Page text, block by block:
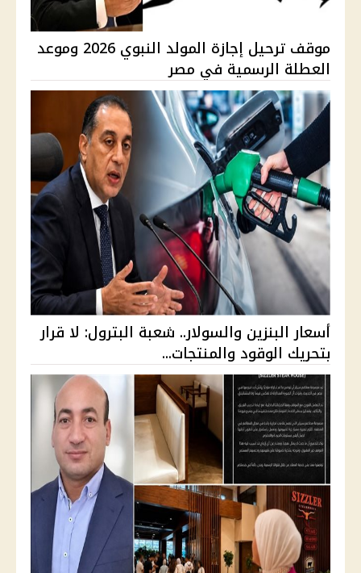
موقف ترحيل إجازة المولد النبوي 2026 وموعد
العطلة الرسمية في مصر
أسعار البنزين والسولار.. شعبة البترول: لا قرار
بتحريك الوقود والمنتجات...